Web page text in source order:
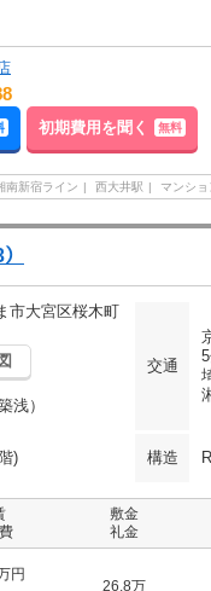
初期費用を聞く 無料
南新宿ライン 西大井駅 マンショ
市大宮区桜木町
交通
浅）
) 構造
敷金
礼金
円
26.8万